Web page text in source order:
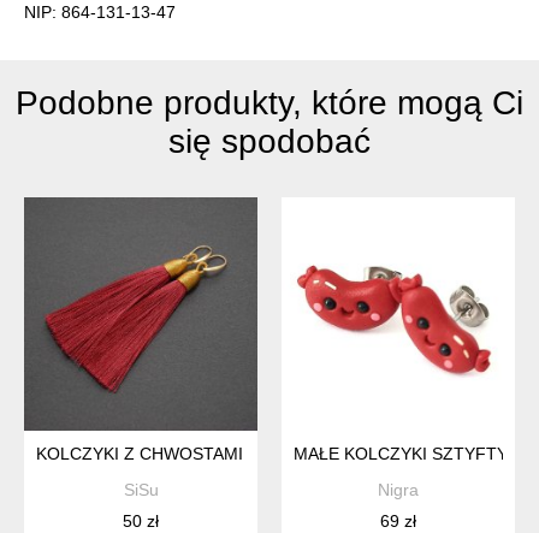
NIP: 864-131-13-47
Podobne produkty, które mogą Ci
się spodobać
KOLCZYKI Z CHWOSTAMI - WINO
SiSu
50 zł
MAŁE KOLCZYKI SZTYFTY
Nigra
69 zł